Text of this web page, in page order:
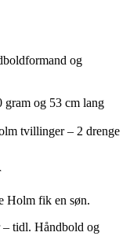
og
gram og 53 cm lang
tvillinger – 2 drenge
Holm fik en søn.
– tidl. Håndbold og